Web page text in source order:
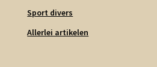
Sport divers
Allerlei artikelen